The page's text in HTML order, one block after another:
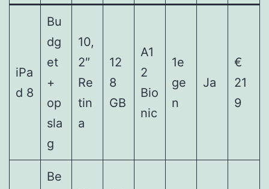
iPa
d 8
Bu
dg
et
+
op
sla
g
10,
2″
Re
tin
a
12
8
GB
A1
2
Bio
nic
1e
ge
n
Ja
€
21
9
Be